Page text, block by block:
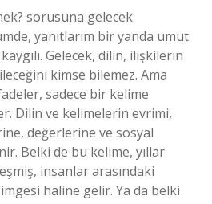
sorusuna gelecek
yanıtlarım bir yanda umut
Gelecek, dilin, ilişkilerin
kimse bilemez. Ama
sadece bir kelime
Dilin ve kelimelerin evrimi,
değerlerine ve sosyal
Belki de bu kelime, yıllar
insanlar arasındaki
haline gelir. Ya da belki